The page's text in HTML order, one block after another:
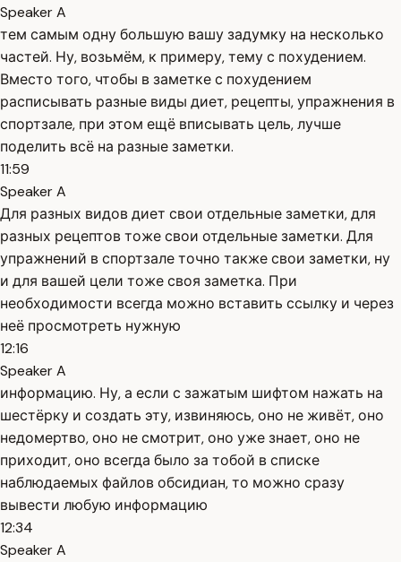
Speaker A
тем самым одну большую вашу задумку на несколько
частей. Ну, возьмём, к примеру, тему с похудением.
Вместо того, чтобы в заметке с похудением
расписывать разные виды диет, рецепты, упражнения в
спортзале, при этом ещё вписывать цель, лучше
поделить всё на разные заметки.
11:59
Speaker A
Для разных видов диет свои отдельные заметки, для
разных рецептов тоже свои отдельные заметки. Для
упражнений в спортзале точно также свои заметки, ну
и для вашей цели тоже своя заметка. При
необходимости всегда можно вставить ссылку и через
неё просмотреть нужную
12:16
Speaker A
информацию. Ну, а если с зажатым шифтом нажать на
шестёрку и создать эту, извиняюсь, оно не живёт, оно
недомертво, оно не смотрит, оно уже знает, оно не
приходит, оно всегда было за тобой в списке
наблюдаемых файлов обсидиан, то можно сразу
вывести любую информацию
12:34
Speaker A